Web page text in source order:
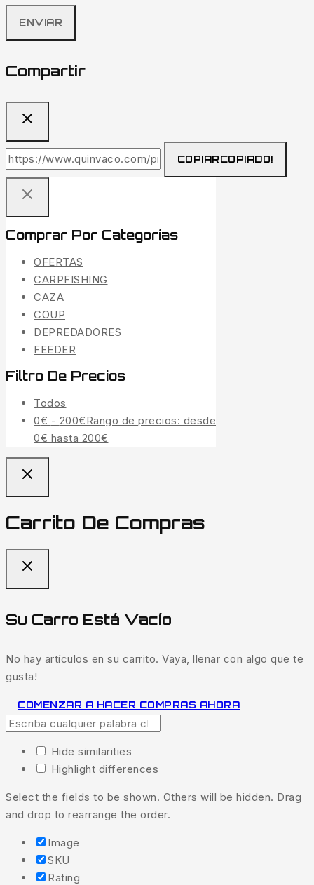
Compartir
COPIARCOPIADO!
Comprar Por Categorías
OFERTAS
CARPFISHING
CAZA
COUP
DEPREDADORES
FEEDER
Filtro De Precios
Todos
0€ - 200€Rango de precios: desde
0€ hasta 200€
Carrito De Compras
Su Carro Está Vacío
No hay artículos en su carrito. Vaya, llenar con algo que te
gusta!
COMENZAR A HACER COMPRAS AHORA
Hide similarities
Highlight differences
Select the fields to be shown. Others will be hidden. Drag
and drop to rearrange the order.
Image
SKU
Rating